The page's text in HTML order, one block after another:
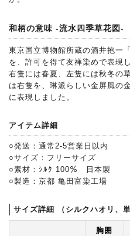
和柄の意味 -流水四季草花図-
東京国立博物館所蔵の酒井抱一
を、許可を得て友禅染めで表現
右隻には春夏、左隻には秋冬の
は右隻を、琳派らしい金屏風の
に表現しました。
アイテム詳細
○発送：通常2-5営業日以内
○サイズ：フリーサイズ
○素材：ｼﾙｸ 100％ 日本製
○製造：京都 亀田富染工場
サイズ詳細 （シルクハオリ、
胸囲